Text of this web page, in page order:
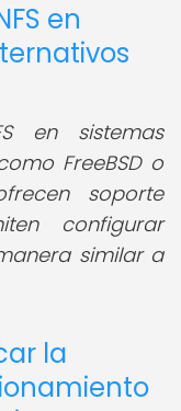
en
en sistemas
FreeBSD o
soporte
configurar
similar a
la